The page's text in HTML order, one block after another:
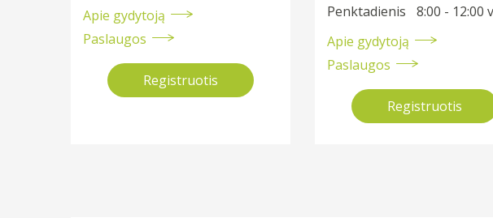
Apie gydytoją
Paslaugos
Registruotis
Penktadienis
8:00 - 12:00
Apie gydytoją
Paslaugos
Registruotis